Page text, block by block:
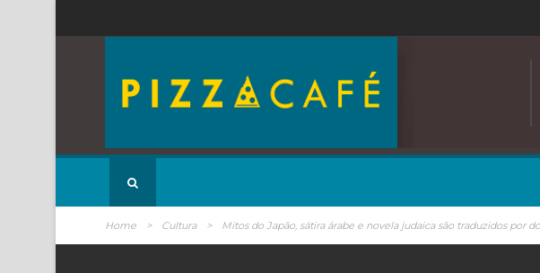
Home > Cultura > Mitos do Japão, sátira árabe e novela judaica são traduzidos por